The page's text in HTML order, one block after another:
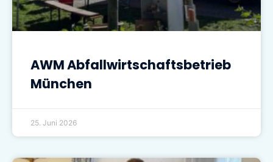
AWM Abfallwirtschaftsbetrieb
München
25. Juni 2026